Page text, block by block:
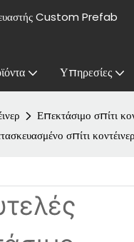
Custom Prefab
Υπηρεσίες
Επεκτάσιμο σπίτι
σπίτι